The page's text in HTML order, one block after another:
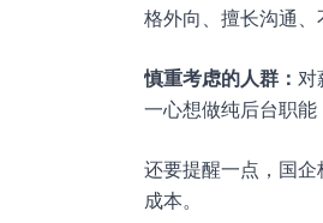
格外向、擅长沟通、
慎重考虑的人群： 对
一心想做纯后台职能
还要提醒一点，国
成本。